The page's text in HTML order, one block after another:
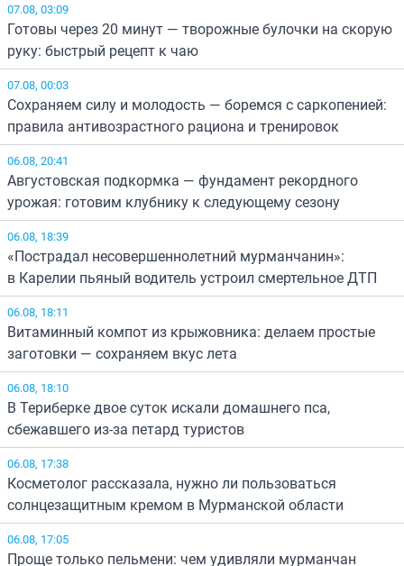
07.08, 03:09
Готовы через 20 минут — творожные булочки на скорую
руку: быстрый рецепт к чаю
07.08, 00:03
Сохраняем силу и молодость — боремся с саркопенией:
правила антивозрастного рациона и тренировок
06.08, 20:41
Августовская подкормка — фундамент рекордного
урожая: готовим клубнику к следующему сезону
06.08, 18:39
«Пострадал несовершеннолетний мурманчанин»:
в Карелии пьяный водитель устроил смертельное ДТП
06.08, 18:11
Витаминный компот из крыжовника: делаем простые
заготовки — сохраняем вкус лета
06.08, 18:10
В Териберке двое суток искали домашнего пса,
сбежавшего из-за петард туристов
06.08, 17:38
Косметолог рассказала, нужно ли пользоваться
солнцезащитным кремом в Мурманской области
06.08, 17:05
Проще только пельмени: чем удивляли мурманчан